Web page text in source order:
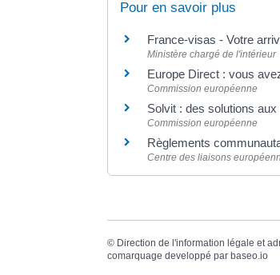
Pour en savoir plus
France-visas - Votre
Ministère chargé de l'intérieur
Europe Direct : vous
Commission européenne
Solvit : des solutions
Commission européenne
Règlements
Centre des liaisons
© Direction de l'information légale et
comarquage developpé par baseo.io